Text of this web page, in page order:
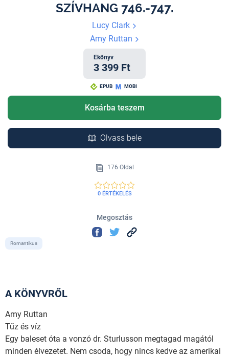
SZÍVHANG 746.-747.
Lucy Clark
Amy Ruttan
Ekönyv
3 399 Ft
EPUB MOBI
Kosárba teszem
Olvass bele
176 Oldal
0 ÉRTÉKELÉS
Megosztás
Romantikus
A KÖNYVRŐL
Amy Ruttan
Tűz és víz
Egy baleset óta a vonzó dr. Sturlusson megtagad magától
minden élvezetet. Nem csoda, hogy nincs kedve az amerikai